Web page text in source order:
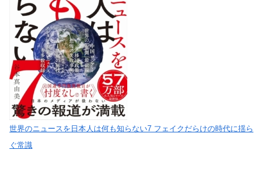
世界のニュースを日本人は何も知らない7 フェイクだらけの時代に揺ら
ぐ常識